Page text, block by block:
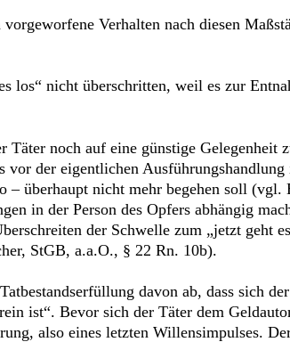
Verhalten nach diesen
nicht überschritten, weil es zur
noch auf eine günstige Gelegenheit
der eigentlichen
– überhaupt nicht mehr begehen soll
in der Person des Opfers abhängig
der Schwelle zum „jetzt geht
StGB, a.a.O., § 22 Rn. 10b).
davon ab, dass sich
ist“. Bevor sich der Täter dem
also eines letzten Willensimpulses.